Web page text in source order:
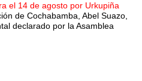
el 14 de agosto por Urkupiña
de Cochabamba, Abel Suazo,
declarado por la Asamblea